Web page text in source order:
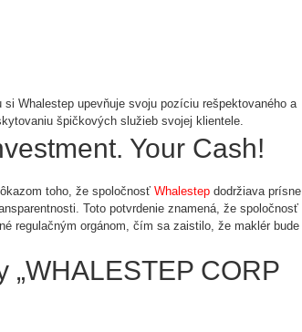
Whalestep upevňuje svoju pozíciu rešpektovaného a
špičkových služieb svojej klientele.
Your Cash!
toho, že spoločnosť Whalestepdodržiava prísne
Toto potvrdenie znamená, že spoločnosť
regulačným orgánom, čím sa zaistilo, že maklér bude
CORP